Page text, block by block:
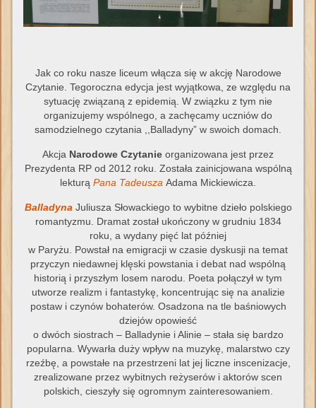
Jak co roku nasze liceum włącza się w akcję Narodowe
Czytanie. Tegoroczna edycja jest wyjątkowa, ze względu na
sytuację związaną z epidemią. W związku z tym nie
organizujemy wspólnego, a zachęcamy uczniów do
samodzielnego czytania ,,Balladyny” w swoich domach.
Akcja Narodowe Czytanie organizowana jest przez
Prezydenta RP od 2012 roku. Została zainicjowana wspólną
lekturą Pana Tadeusza Adama Mickiewicza.
Balladyna Juliusza Słowackiego to wybitne dzieło polskiego
romantyzmu. Dramat został ukończony w grudniu 1834
roku, a wydany pięć lat później
w Paryżu. Powstał na emigracji w czasie dyskusji na temat
przyczyn niedawnej klęski powstania i debat nad wspólną
historią i przyszłym losem narodu. Poeta połączył w tym
utworze realizm i fantastykę, koncentrując się na analizie
postaw i czynów bohaterów. Osadzona na tle baśniowych
dziejów opowieść
o dwóch siostrach – Balladynie i Alinie – stała się bardzo
popularna. Wywarła duży wpływ na muzykę, malarstwo czy
rzeźbę, a powstałe na przestrzeni lat jej liczne inscenizacje,
zrealizowane przez wybitnych reżyserów i aktorów scen
polskich, cieszyły się ogromnym zainteresowaniem.